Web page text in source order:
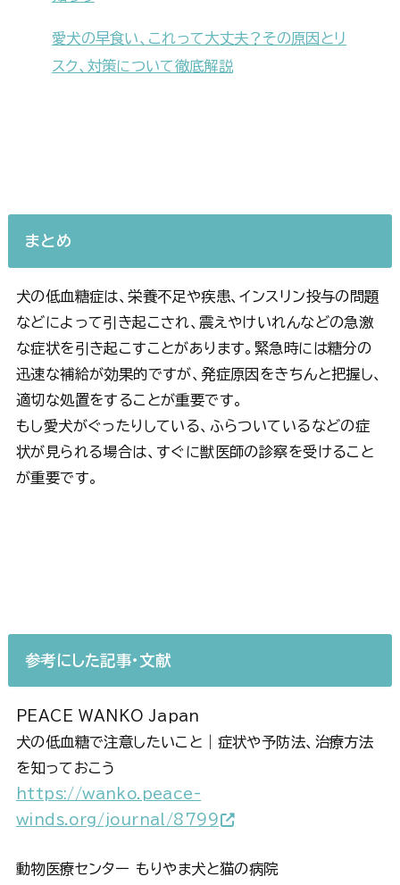
愛犬の早食い、これって大丈夫？その原因とリ
スク、対策について徹底解説
まとめ
犬の低血糖症は、栄養不足や疾患、インスリン投与の問題
などによって引き起こされ、震えやけいれんなどの急激
な症状を引き起こすことがあります。緊急時には糖分の
迅速な補給が効果的ですが、発症原因をきちんと把握し、
適切な処置をすることが重要です。
もし愛犬がぐったりしている、ふらついているなどの症
状が見られる場合は、すぐに獣医師の診察を受けること
が重要です。
参考にした記事・文献
PEACE WANKO Japan
犬の低血糖で注意したいこと｜症状や予防法、治療方法
を知っておこう
https://wanko.peace-
winds.org/journal/8799
動物医療センター もりやま犬と猫の病院